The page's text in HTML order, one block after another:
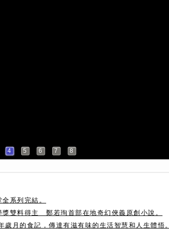
4 5 6 7 8
系列完結。
雙料得主 鄭若珣首部在地奇幻俠義原創小說。
月的食記，傳達有滋有味的生活智慧和人生體悟。